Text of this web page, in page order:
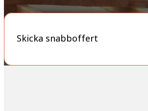
Skicka snabboffert